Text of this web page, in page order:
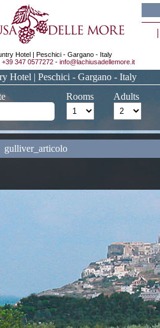
Hotel | Peschici - Gargano - Italy
+39 347 0577272 - info@lachiusadellemore.it
Hotel | Peschici - Gargano - Italy
Rooms Adults
gulliver_articolo